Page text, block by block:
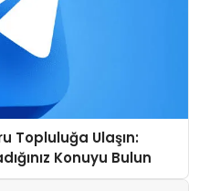
Topluluğa Ulaşın:
Konuyu Bulun